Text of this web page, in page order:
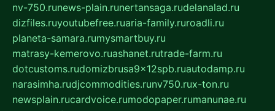
nv-750.runews-plain.runertansaga.rudelanalad.ru
dizfiles.ruyoutubefree.ruaria-family.ruroadli.ru
planeta-samara.rumysmartbuy.ru
matrasy-kemerovo.ruashanet.rutrade-farm.ru
dotcustoms.rudomizbrusa9x12spb.ruautodamp.ru
narasimha.rudjcommodities.runv750.rux-ton.ru
newsplain.rucardvoice.rumodopaper.rumanunae.ru